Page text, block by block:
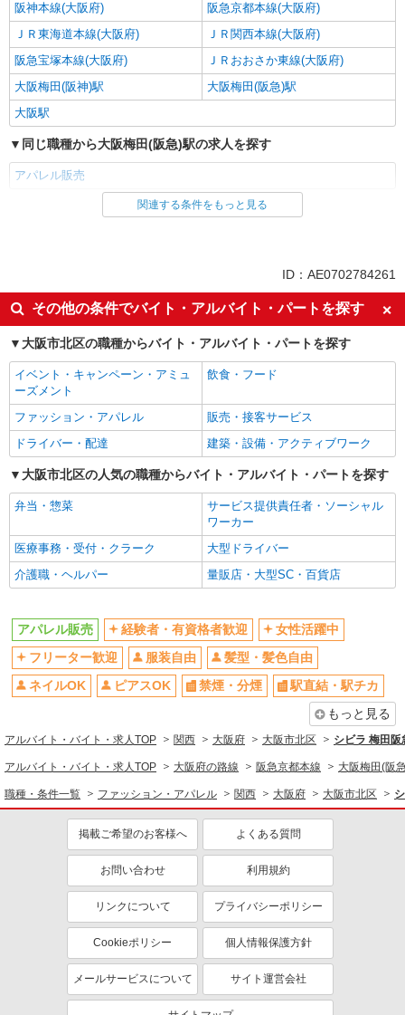
阪神本線(大阪府)
阪急京都本線(大阪府)
ＪＲ東海道本線(大阪府)
ＪＲ関西本線(大阪府)
阪急宝塚本線(大阪府)
ＪＲおおさか東線(大阪府)
大阪梅田(阪神)駅
大阪梅田(阪急)駅
大阪駅
同じ職種から大阪梅田(阪急)駅の求人を探す
アパレル販売
同じ雇用形態から大阪梅田(阪急)駅の求人を探す
経験者・有資格者歓迎
女性活躍中
フリーター歓迎
服装自由
髪型・髪色自由
ネイルOK
ピアスOK
禁煙・分煙
駅直結・駅チカ
残業ほぼなし
交通費支給
社会保険あり
産休・育休取得実績あり
社割・特典あり
研修制度あり
社員登用あり
早朝
同じ職種から求人を探す
ファッション・アパレル
同じ特徴から求人を探す
服装自由
交通費支給
社会保険あり
産休・育休取得実績あり
関連する条件をもっと見る
ID：AE0702784261
その他の条件でバイト・アルバイト・パートを探す
大阪市北区の職種からバイト・アルバイト・パートを探す
イベント・キャンペーン・アミュ
ーズメント
飲食・フード
ファッション・アパレル
販売・接客サービス
ドライバー・配達
建築・設備・アクティブワーク
大阪市北区の人気の職種からバイト・アルバイト・パートを探す
弁当・惣菜
サービス提供責任者・ソーシャル
ワーカー
医療事務・受付・クラーク
大型ドライバー
介護職・ヘルパー
量販店・大型SC・百貨店
アパレル販売 経験者・有資格者歓迎
女性活躍中
フリーター歓迎
服装自由
髪型・髪色自由
ネイルOK
ピアスOK 禁煙・分煙
駅直結・駅チカ
もっと見る
アルバイト・バイト・求人TOP 関西 大阪府 大阪市北区 シビラ 梅田
アルバイト・バイト・求人TOP 大阪府の路線 阪急京都本線 大阪梅田(阪
職種・条件一覧 ファッション・アパレル 関西 大阪府 大阪市北区
掲載ご希望のお客様へ よくある質問
お問い合わせ 利用規約
リンクについて プライバシーポリシー
Cookieポリシー 個人情報保護方針
メールサービスについて サイト運営会社